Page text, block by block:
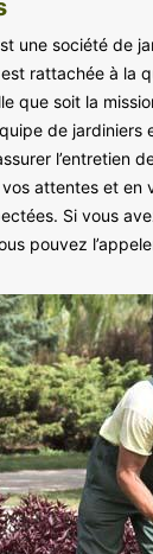
une société de
rattachée à la
que soit la
de
l’entretien
attentes et en
Si vous
pouvez